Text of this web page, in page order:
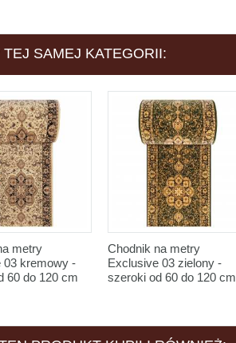
SAMEJ KATEGORII:
metry
03 kremowy -
60 do 120 cm
Chodnik na metry
Exclusive 03 zielony -
szeroki od 60 do 120 cm